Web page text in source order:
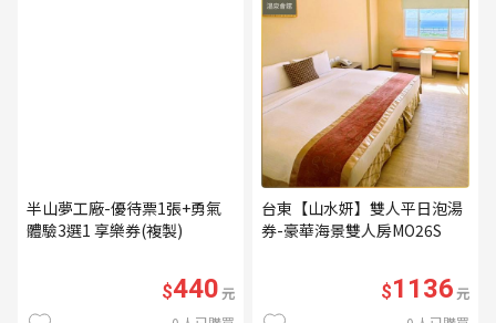
半山夢工廠-優待票1張+勇氣
體驗3選1 享樂券(複製)
$440元
台東【山水妍】雙人平日泡湯
券-豪華海景雙人房MO26S
$1136元